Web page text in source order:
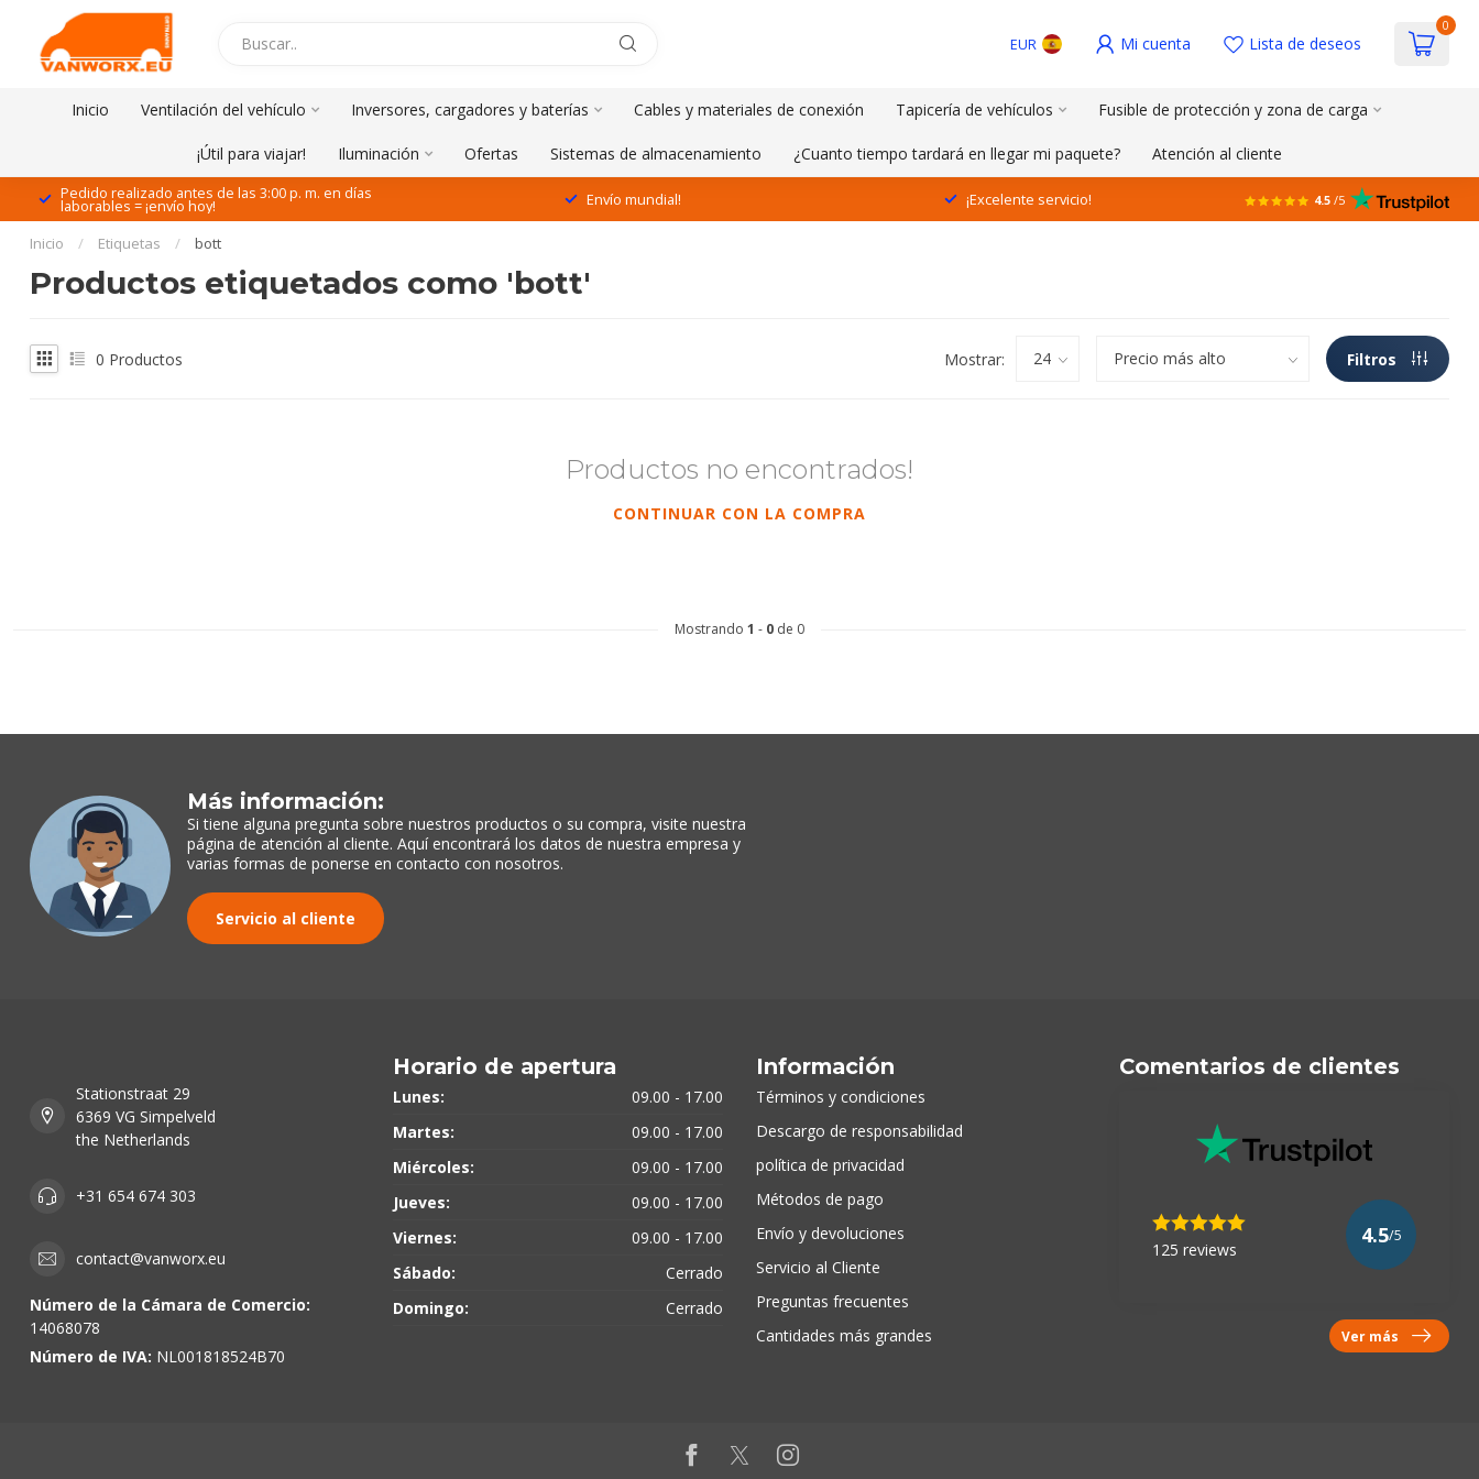
EUR Mi cuenta Lista de deseos
0
Inicio Ventilación del vehículo Inversores, cargadores y baterías Cables y materiales de conexión Tapicería de vehículos Fusible de protección y zona de carga
¡Útil para viajar! Iluminación Ofertas Sistemas de almacenamiento ¿Cuanto tiempo tardará en llegar mi paquete? Atención al cliente
Pedido realizado antes de las 3:00 p. m. en días
laborables = ¡envío hoy! Envío mundial! ¡Excelente servicio! 4.5 /5
Inicio / Etiquetas / bott
Productos etiquetados como 'bott'
0 Productos Mostrar: Filtros
Productos no encontrados!
CONTINUAR CON LA COMPRA
Mostrando 1 - 0 de 0
Más información:
Si tiene alguna pregunta sobre nuestros productos o su compra, visite nuestra
página de atención al cliente. Aquí encontrará los datos de nuestra empresa y
varias formas de ponerse en contacto con nosotros.
Servicio al cliente
Stationstraat 29
6369 VG Simpelveld
the Netherlands
+31 654 674 303
contact@vanworx.eu
Número de la Cámara de Comercio:
14068078
Número de IVA: NL001818524B70
Horario de apertura
Lunes:
09.00 - 17.00
Martes:
09.00 - 17.00
Miércoles:
09.00 - 17.00
Jueves:
09.00 - 17.00
Viernes:
09.00 - 17.00
Sábado:
Cerrado
Domingo:
Cerrado
Información
Términos y condiciones
Descargo de responsabilidad
política de privacidad
Métodos de pago
Envío y devoluciones
Servicio al Cliente
Preguntas frecuentes
Cantidades más grandes
Comentarios de clientes
125 reviews
4.5/5
Ver más